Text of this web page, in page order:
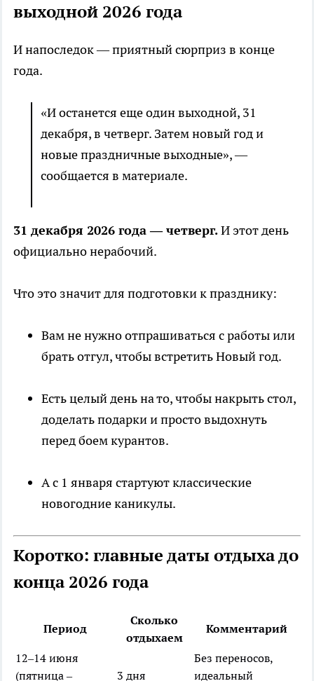
выходной 2026 года
И напоследок — приятный сюрприз в конце
года.
«И останется еще один выходной, 31
декабря, в четверг. Затем новый год и
новые праздничные выходные», —
сообщается в материале.
31 декабря 2026 года — четверг.И этот день
официально нерабочий.
Что это значит для подготовки к празднику:
Вам не нужно отпрашиваться с работы или
брать отгул, чтобы встретить Новый год.
Есть целый день на то, чтобы накрыть стол,
доделать подарки и просто выдохнуть
перед боем курантов.
А с 1 января стартуют классические
новогодние каникулы.
Коротко: главные даты отдыха до
конца 2026 года
Период
Сколько
отдыхаем
Комментарий
12–14 июня
(пятница –
3 дня
Без переносов,
идеальный